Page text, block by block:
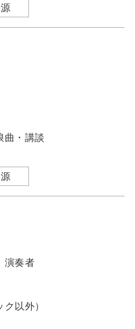
曲・講談
演奏者
以外）